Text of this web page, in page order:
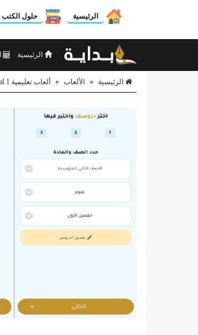
الرئيسية حلول الكتب
الرئيسية
الرئيسية » الألعاب » ألعاب تعليمية Super Goal 1 ف2